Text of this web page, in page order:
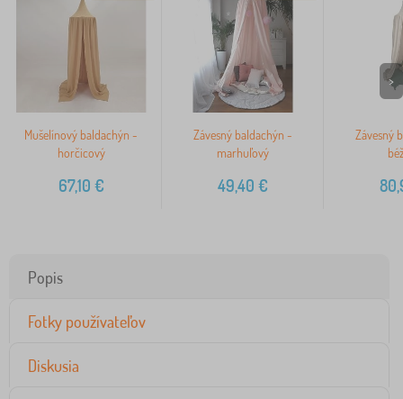
Mušelínový baldachýn -
horčicový
67,10 €
Závesný baldachýn -
marhuľový
49,40 €
Závesný
>
Popis
Fotky používateľov
Diskusia